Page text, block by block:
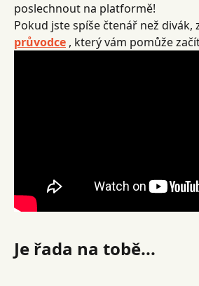
poslechnout na platformě!
Pokud jste spíše čtenář než divák,
průvodce , který vám pomůže
Je řada na tobě...